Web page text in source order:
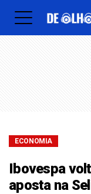
ECONOMIA
Ibovespa
aposta na